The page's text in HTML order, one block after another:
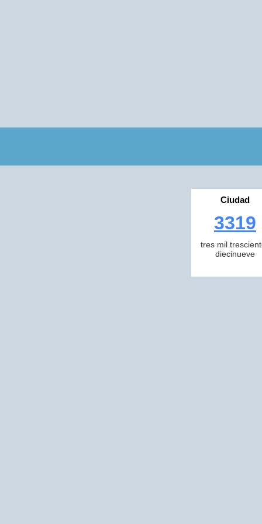
Ciudad
3319
tres mil
diecinueve